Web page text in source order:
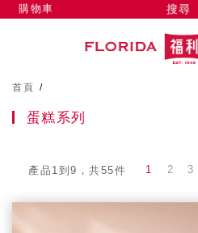
搜尋
購物車
首頁 /
蛋糕系列
產品1到9，共55件 1 2 3